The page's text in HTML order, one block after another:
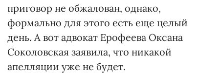
приговор не обжалован, однако,
формально для этого есть еще целый
день. А вот адвокат Ерофеева Оксана
Соколовская заявила, что никакой
апелляции уже не будет.